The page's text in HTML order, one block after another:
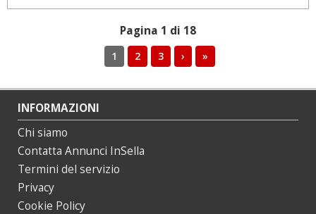
Pagina 1 di 18
1 2 3 › »
INFORMAZIONI
Chi siamo
Contatta Annunci InSella
Termini del servizio
Privacy
Cookie Policy